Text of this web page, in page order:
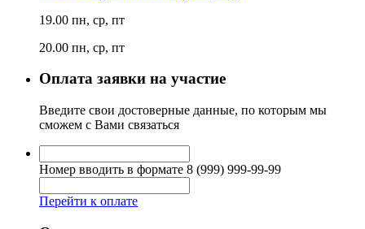
19.00 пн, ср, пт
20.00 пн, ср, пт
Оплата заявки на участие
Введите свои достоверные данные, по которым мы
сможем с Вами связаться
Номер вводить в формате 8 (999) 999-99-99
Перейти к оплате